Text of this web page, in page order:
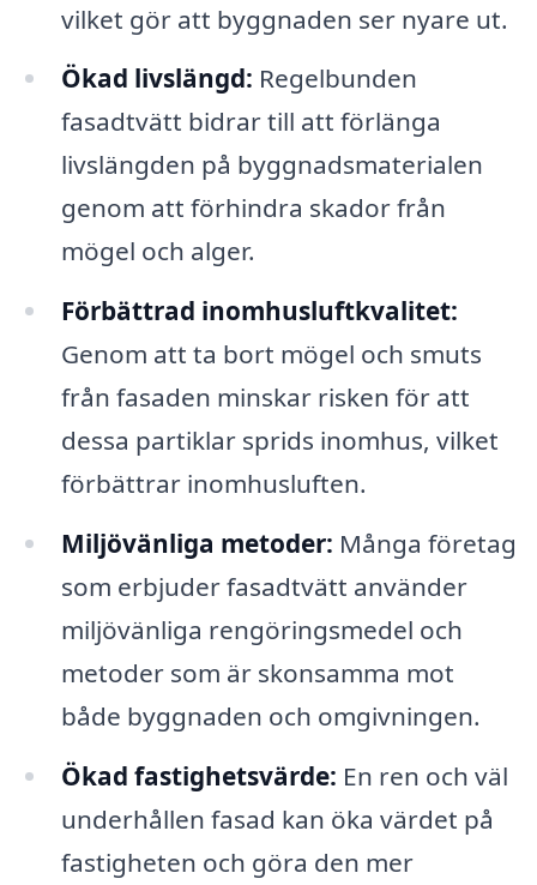
vilket gör att byggnaden ser nyare ut.
Ökad livslängd: Regelbunden
fasadtvätt bidrar till att förlänga
livslängden på byggnadsmaterialen
genom att förhindra skador från
mögel och alger.
Förbättrad inomhusluftkvalitet:
Genom att ta bort mögel och smuts
från fasaden minskar risken för att
dessa partiklar sprids inomhus, vilket
förbättrar inomhusluften.
Miljövänliga metoder: Många företag
som erbjuder fasadtvätt använder
miljövänliga rengöringsmedel och
metoder som är skonsamma mot
både byggnaden och omgivningen.
Ökad fastighetsvärde: En ren och väl
underhållen fasad kan öka värdet på
fastigheten och göra den mer